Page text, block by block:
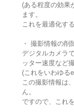
(ある程度の効果
ます。
これを最適化す
・ 撮影情報の削
デジタルカメラ
ッター速度など
(これをいわゆる
この撮影情報は
ん。
ですので、これ